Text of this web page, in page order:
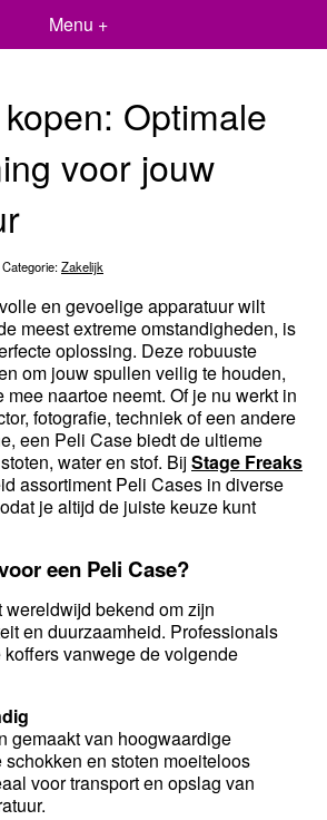
Menu +
Optimale
voor jouw
Categorie:Zakelijk
en gevoelige apparatuur wilt
meest extreme omstandigheden, is
oplossing. Deze robuuste
om jouw spullen veilig te houden,
naartoe neemt. Of je nu werkt in
fotografie, techniek of een andere
een Peli Case biedt de ultieme
water en stof. BijStage Freaks
assortiment Peli Cases in diverse
je altijd de juiste keuze kunt
een Peli Case?
bekend om zijn
en duurzaamheid. Professionals
vanwege de volgende
gemaakt van hoogwaardige
schokken en stoten moeiteloos
voor transport en opslag van